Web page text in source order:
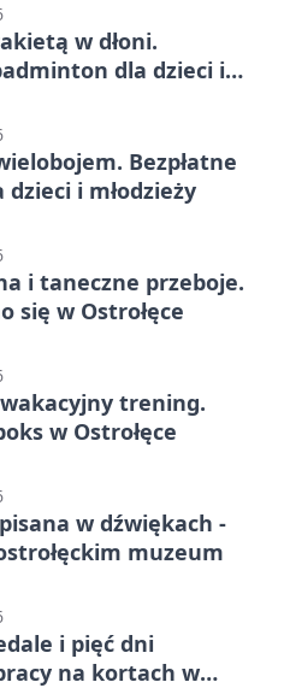
w dłoni.
dla dzieci i
Bezpłatne
i młodzieży
i taneczne przeboje.
się w Ostrołęce
trening.
w Ostrołęce
w dźwiękach -
muzeum
i pięć dni
na kortach w